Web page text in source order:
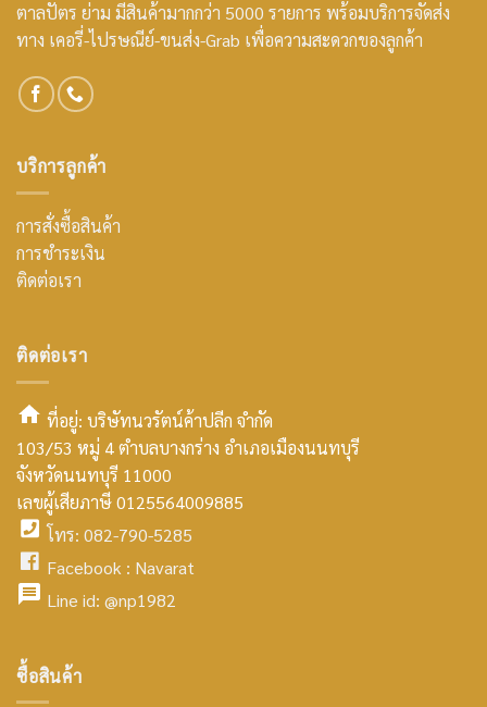
ตาลปัตร ย่าม มีสินค้ามากกว่า 5000 รายการ พร้อมบริการจัดส่ง
ทาง เคอรี่-ไปรษณีย์-ขนส่ง-Grab เพื่อความสะดวกของลูกค้า
บริการลูกค้า
การสั่งซื้อสินค้า
การชำระเงิน
ติดต่อเรา
ติดต่อเรา
smt2
home
icon
ที่อยู่: บริษัทนวรัตน์ค้าปลีก จำกัด
103/53 หมู่ 4 ตำบลบางกร่าง อำเภอเมืองนนทบุรี
จังหวัดนนทบุรี 11000
เลขผู้เสียภาษี 0125564009885
facebook
icon
โทร: 082-790-5285
facebook
Facebook : Navarat
icon
Line id: @np1982
ซื้อสินค้า